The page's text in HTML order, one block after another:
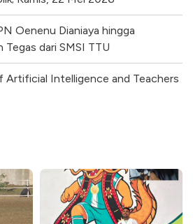
Oenenu Dianiaya hingga
dari SMSI TTU
Artificial Intelligence and Teachers